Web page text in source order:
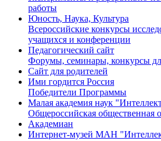
работы
Юность, Наука, Культура
Всероссийские конкурсы
учащихся и конференции
Педагогический сайт
Форумы, семинары, конкурсы
Сайт для родителей
Ими гордится Россия
Победители Программы
Малая академия наук
Общероссийская общественная
Академиан
Интернет-музей МАН